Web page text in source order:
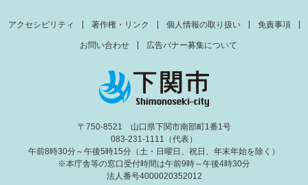
アクセシビリティ 著作権・リンク 個人情報の取り扱い 免責事項
お問い合わせ 広告バナー募集について
〒750-8521 山口県下関市南部町1番1号
083-231-1111（代表）
午前8時30分～午後5時15分（土・日曜日、祝日、年末年始を除く）
※本庁舎等の窓口受付時間は午前9時～午後4時30分
法人番号4000020352012